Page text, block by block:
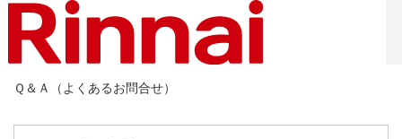
Ｑ＆Ａ（よくあるお問合せ）